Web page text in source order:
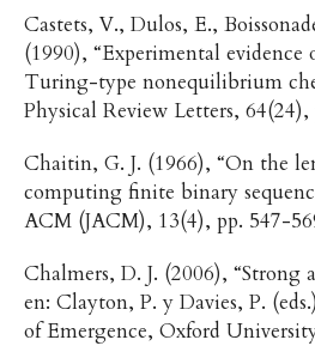
Castets, V., Dulos, E.,
(1990), “Experimental evidence
Turing-type nonequilibrium
Physical Review Letters, 64(24),
Chaitin, G. J. (1966), “On the
computing finite binary
ACM (JACM), 13(4), pp. 547-
Chalmers, D. J. (2006), “Strong
en: Clayton, P. y Davies, P.
of Emergence, Oxford